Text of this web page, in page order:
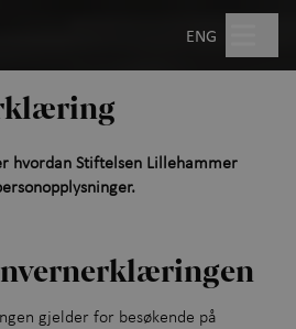
ENG
+
hvordan Stiftelsen Lillehammer
gjelder for besøkende på